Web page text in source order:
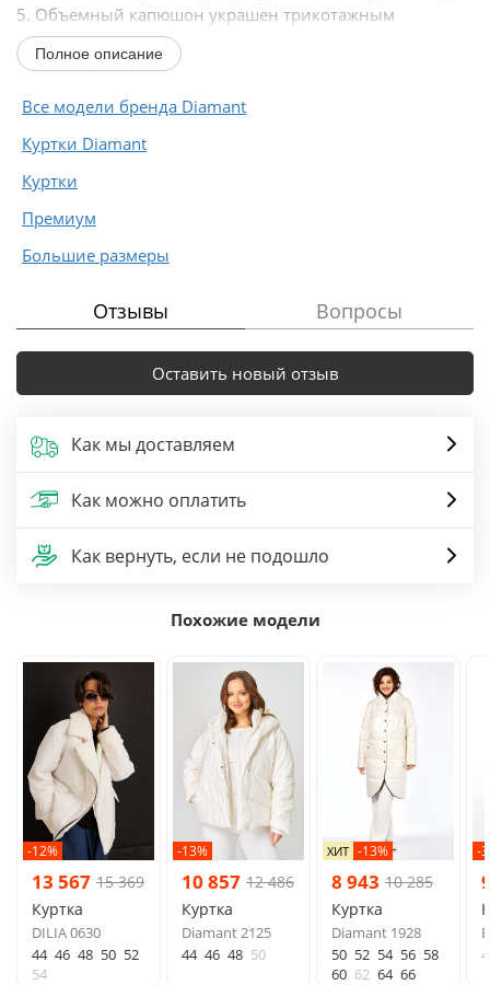
5. Объемный капюшон украшен трикотажным
довязом...
Полное описание
Все модели бренда Diamant
Куртки Diamant
Куртки
Премиум
Большие размеры
Отзывы Вопросы
Оставить новый отзыв
Как мы доставляем
Как можно оплатить
Как вернуть, если не подошло
Похожие модели
-12%
13 567 15 369
Куртка
DILIA 0630
44 46 48 50 52
54
-13%
10 857 12 486
Куртка
Diamant 2125
44 46 48 50
ХИТ -13%
8 943 10 285
Куртка
Diamant 1928
50 52 54 56 58
60 62 64 66
-